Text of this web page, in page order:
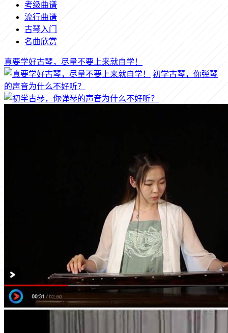
考级曲谱
流行曲谱
古琴入门
名曲欣赏
真要学好古琴，尽量不要上来就自学！
初学古琴，你弹琴
的声音为什么不好听？